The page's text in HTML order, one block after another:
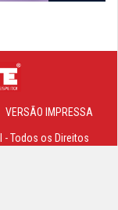
VERSÃO IMPRESSA
- Todos os Direitos